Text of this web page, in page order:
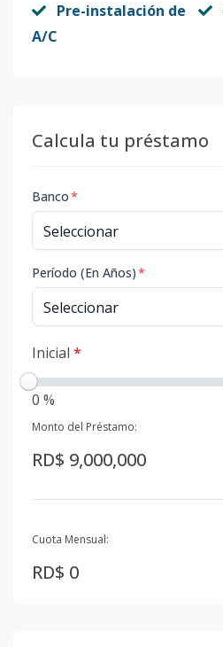
Pre-instalación de
A/C
Calcula tu préstamo
Banco*
Período (En Años)*
Inicial *
0 %
Monto del Préstamo:
RD$ 9,000,000
Cuota Mensual:
RD$ 0